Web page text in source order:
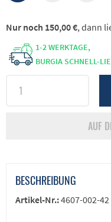
1-2 WERKTAGE,
BURGIA SCHNELL-
AUF
Nur noch 150,00 €, dann
BESCHREIBUNG
Artikel-Nr.:4607-002-42